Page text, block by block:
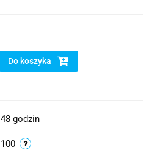
Do koszyka
48 godzin
100